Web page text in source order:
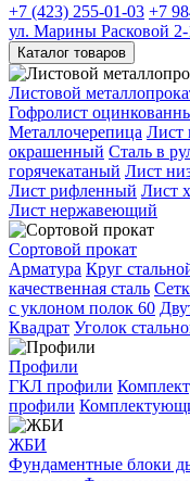
+7 (423) 255-01-03 +7
ул. Марины Расковой 2-
Каталог товаров
Листовой
Гофролист
Металлочерепица Лист
окрашенный Сталь в
горячекатаный Лист
Лист рифленный Лист
Лист нержавеющий
Сортовой прокат
Арматура Круг
качественная сталь
с уклоном полок 60
Квадрат Уголок
Профили
ГКЛ профили
профили
ЖБИ
Фундаментные блоки